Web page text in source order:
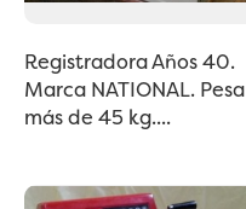
Registradora Años 40.
Marca NATIONAL. Pesa
más de 45 kg....